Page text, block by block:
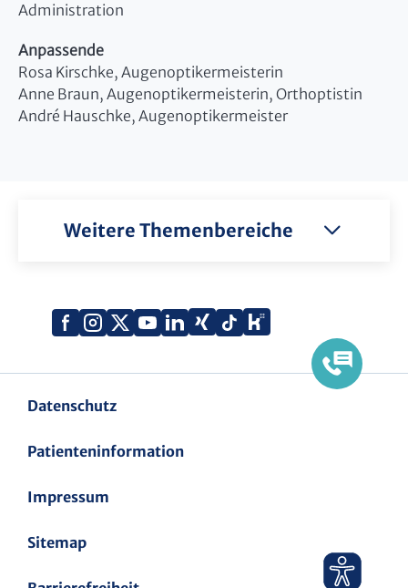
Administration
Anpassende
Rosa Kirschke, Augenoptikermeisterin
Anne Braun, Augenoptikermeisterin, Orthoptistin
André Hauschke, Augenoptikermeister
Weitere Themenbereiche
Facebook
Instagram
X
YouTube
LinkedIn
Xing TiktokKununu
Datenschutz
Patienteninformation
Impressum
Sitemap